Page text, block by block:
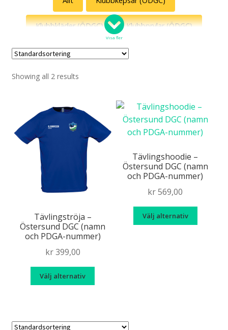
Klubbkläder (ÖDGC) Klubbprylar (ÖDGC)
Tävlingskläder (ÖDGC)
Visa fler
Showing all 2 results
Tävlingströja –
Östersund DGC (namn
och PDGA-nummer)
kr399,00
Välj alternativ
här
flera
Tävlingshoodie –
Östersund DGC (namn
och PDGA-nummer)
kr569,00
Välj alternativ
här